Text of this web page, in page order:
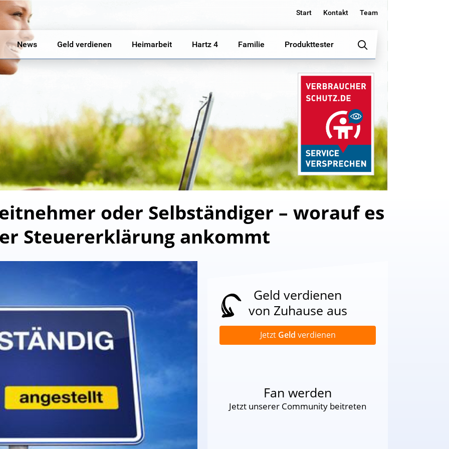
Start Kontakt Team
News Geld verdienen Heimarbeit Hartz 4 Familie Produkttester
oder Selbständiger – worauf es
Steuererklärung ankommt
Geld verdienen
von Zuhause aus
Jetzt Geld verdienen
Fan werden
Jetzt unserer Community beitreten